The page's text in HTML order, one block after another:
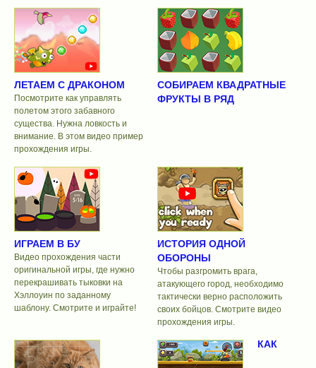
ЛЕТАЕМ С ДРАКОНОМ
Посмотрите как управлять
полетом этого забавного
существа. Нужна ловкость и
внимание. В этом видео пример
прохождения игры.
СОБИРАЕМ КВАДРАТНЫЕ
ФРУКТЫ В РЯД
ИГРАЕМ В БУ
Видео прохождения части
оригинальной игры, где нужно
перекрашивать тыковки на
Хэллоуин по заданному
шаблону. Смотрите и играйте!
ИСТОРИЯ ОДНОЙ
ОБОРОНЫ
Чтобы разгромить врага,
атакующего город, необходимо
тактически верно расположить
своих бойцов. Смотрите видео
прохождения игры.
КАК